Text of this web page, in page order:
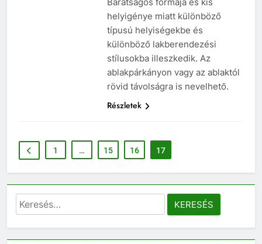
helyigénye miatt különböző
típusú helyiségekbe és
különböző lakberendezési
stílusokba illeszkedik. Az
ablakpárkányon vagy az ablaktól
rövid távolságra is nevelhető.
Részletek
1 … 15 16 17
Keresés: